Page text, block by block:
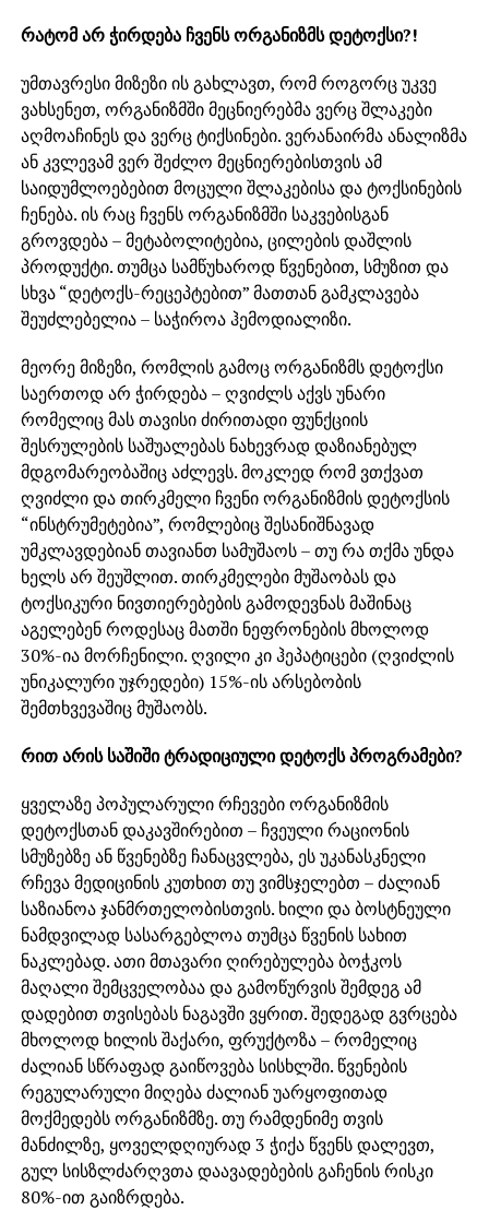
რატომ არ ჭირდება ჩვენს ორგანიზმს დეტოქსი?!
უმთავრესი მიზეზი ის გახლავთ, რომ როგორც უკვე
ვახსენეთ, ორგანიზმში მეცნიერებმა ვერც შლაკები
აღმოაჩინეს და ვერც ტიქსინები. ვერანაირმა ანალიზმა
ან კვლევამ ვერ შეძლო მეცნიერებისთვის ამ
საიდუმლოებებით მოცული შლაკებისა და ტოქსინების
ჩენება. ის რაც ჩვენს ორგანიზმში საკვებისგან
გროვდება – მეტაბოლიტებია, ცილების დაშლის
პროდუქტი. თუმცა სამწუხაროდ წვენებით, სმუზით და
სხვა “დეტოქს-რეცეპტებით” მათთან გამკლავება
შეუძლებელია – საჭიროა ჰემოდიალიზი.
მეორე მიზეზი, რომლის გამოც ორგანიზმს დეტოქსი
საერთოდ არ ჭირდება – ღვიძლს აქვს უნარი
რომელიც მას თავისი ძირითადი ფუნქციის
შესრულების საშუალებას ნახევრად დაზიანებულ
მდგომარეობაშიც აძლევს. მოკლედ რომ ვთქვათ
ღვიძლი და თირკმელი ჩვენი ორგანიზმის დეტოქსის
“ინსტრუმეტებია”, რომლებიც შესანიშნავად
უმკლავდებიან თავიანთ სამუშაოს – თუ რა თქმა უნდა
ხელს არ შეუშლით. თირკმელები მუშაობას და
ტოქსიკური ნივთიერებების გამოდევნას მაშინაც
აგელებენ როდესაც მათში ნეფრონების მხოლოდ
30%-ია მორჩენილი. ღვილი კი ჰეპატიცები (ღვიძლის
უნიკალური უჯრედები) 15%-ის არსებობის
შემთხვევაშიც მუშაობს.
რით არის საშიში ტრადიციული დეტოქს პროგრამები?
ყველაზე პოპულარული რჩევები ორგანიზმის
დეტოქსთან დაკავშირებით – ჩვეული რაციონის
სმუზებზე ან წვენებზე ჩანაცვლება, ეს უკანასკნელი
რჩევა მედიცინის კუთხით თუ ვიმსჯელებთ – ძალიან
საზიანოა ჯანმრთელობისთვის. ხილი და ბოსტნეული
ნამდვილად სასარგებლოა თუმცა წვენის სახით
ნაკლებად. ათი მთავარი ღირებულება ბოჭკოს
მაღალი შემცველობაა და გამოწურვის შემდეგ ამ
დადებით თვისებას ნაგავში ვყრით. შედეგად გვრცება
მხოლოდ ხილის შაქარი, ფრუქტოზა – რომელიც
ძალიან სწრაფად გაიწოვება სისხლში. წვენების
რეგულარული მიღება ძალიან უარყოფითად
მოქმედებს ორგანიზმზე. თუ რამდენიმე თვის
მანძილზე, ყოველდღიურად 3 ჭიქა წვენს დალევთ,
გულ სისზლძარღვთა დაავადებების გაჩენის რისკი
80%-ით გაიზრდება.